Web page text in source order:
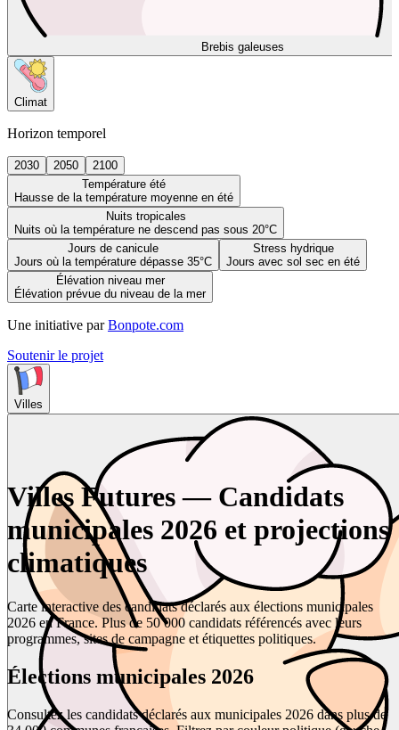
Brebis galeuses
Climat
Horizon temporel
2030 2050
2100
Température été
Hausse de la température moyenne en été
Nuits tropicales
Nuits où la température ne descend pas sous 20°C
Jours de canicule
Jours où la température dépasse 35°C
Stress hydrique
Jours avec sol sec en été
Élévation niveau mer
Élévation prévue du niveau de la mer
Une initiative par Bonpote.com
Soutenir le projet
Villes
Villes Futures — Candidats
municipales 2026 et projections
climatiques
Carte interactive des candidats déclarés aux élections municipales
2026 en France. Plus de 50 000 candidats référencés avec leurs
programmes, sites de campagne et étiquettes politiques.
Élections municipales 2026
Consultez les candidats déclarés aux municipales 2026 dans plus de